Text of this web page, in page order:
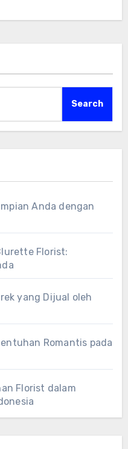
Search
Anda dengan
Florist:
yang Dijual oleh
Romantis pada
Florist dalam